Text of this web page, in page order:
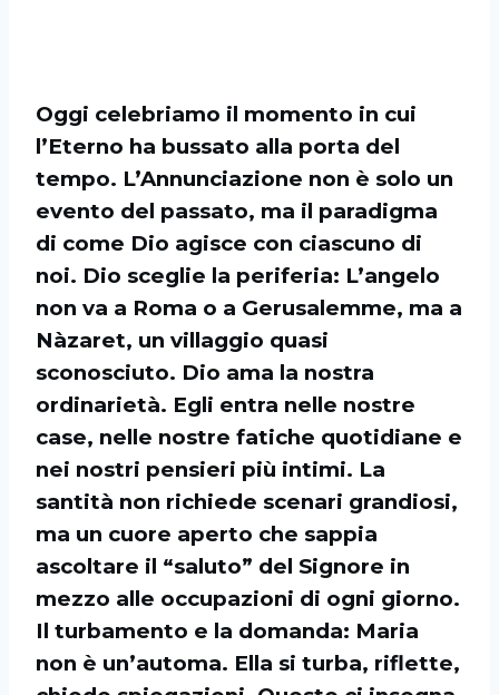
Oggi celebriamo il momento in cui
l’Eterno ha bussato alla porta del
tempo. L’Annunciazione non è solo un
evento del passato, ma il paradigma
di come Dio agisce con ciascuno di
noi. Dio sceglie la periferia: L’angelo
non va a Roma o a Gerusalemme, ma a
Nàzaret, un villaggio quasi
sconosciuto. Dio ama la nostra
ordinarietà. Egli entra nelle nostre
case, nelle nostre fatiche quotidiane e
nei nostri pensieri più intimi. La
santità non richiede scenari grandiosi,
ma un cuore aperto che sappia
ascoltare il “saluto” del Signore in
mezzo alle occupazioni di ogni giorno.
Il turbamento e la domanda: Maria
non è un’automa. Ella si turba, riflette,